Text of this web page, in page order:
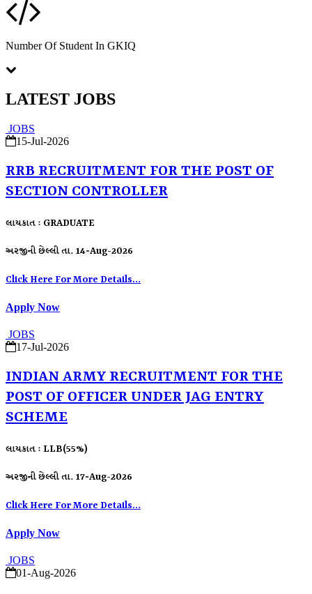
Number Of Student In GKIQ
LATEST JOBS
JOBS
15-Jul-2026
RRB RECRUITMENT FOR THE POST OF
SECTION CONTROLLER
લાયકાત : GRADUATE
અરજીની છેલ્લી તા. 14-Aug-2026
Click Here For More Details...
Apply Now
JOBS
17-Jul-2026
INDIAN ARMY RECRUITMENT FOR THE
POST OF OFFICER UNDER JAG ENTRY
SCHEME
લાયકાત : LLB(55%)
અરજીની છેલ્લી તા. 17-Aug-2026
Click Here For More Details...
Apply Now
JOBS
01-Aug-2026